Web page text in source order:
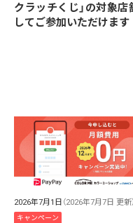
クラッチくじ」の対象店
してご参加いただけます
2026年7月1日 （2026年7月7日 更新）
キャンペーン